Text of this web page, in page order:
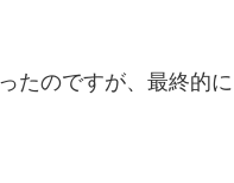
たのですが、最終的に